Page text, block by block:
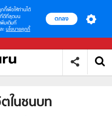
กกี้เพื่อให้ท่านได้
ที่ดีที่สุดบน
พิ่มเติมที่
ะ นโยบายคุกกี้
ตกลง
ในชนบท